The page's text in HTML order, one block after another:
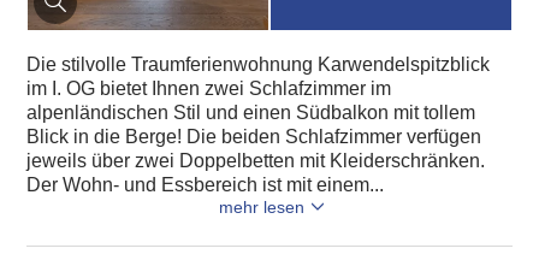
Die stilvolle Traumferienwohnung Karwendelspitzblick
im I. OG bietet Ihnen zwei Schlafzimmer im
alpenländischen Stil und einen Südbalkon mit tollem
Blick in die Berge! Die beiden Schlafzimmer verfügen
jeweils über zwei Doppelbetten mit Kleiderschränken.
Der Wohn- und Essbereich ist mit einem...
mehr lesen